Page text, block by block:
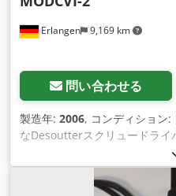
Erlangen 9,169 km
問い合わせる
製造年: 2006, コンディション:
なDesoutterスクリュードライ
デューサ制御アングルスクリ
EML51-20J アート番号：
出力。1/2 " 回転数403分-1